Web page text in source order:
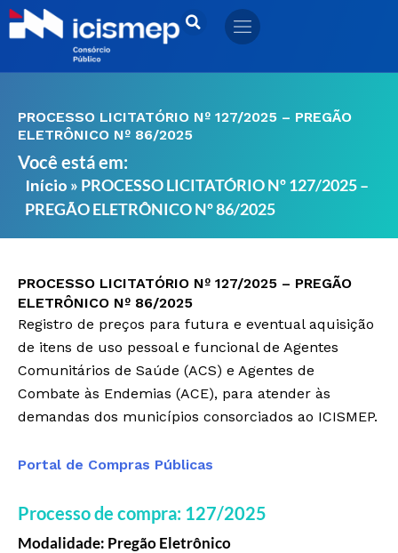
Ir
para
PROCESSO LICITATÓRIO Nº 127/2025 – PREGÃO
ELETRÔNICO Nº 86/2025
Você está em:
Início » PROCESSO LICITATÓRIO Nº 127/2025 –
PREGÃO ELETRÔNICO Nº 86/2025
PROCESSO LICITATÓRIO Nº 127/2025 – PREGÃO
ELETRÔNICO Nº 86/2025
Registro de preços para futura e eventual aquisição
de itens de uso pessoal e funcional de Agentes
Comunitários de Saúde (ACS) e Agentes de
Combate às Endemias (ACE), para atender às
demandas dos municípios consorciados ao ICISMEP.
Portal de Compras Públicas
Processo de compra: 127/2025
Modalidade: Pregão Eletrônico